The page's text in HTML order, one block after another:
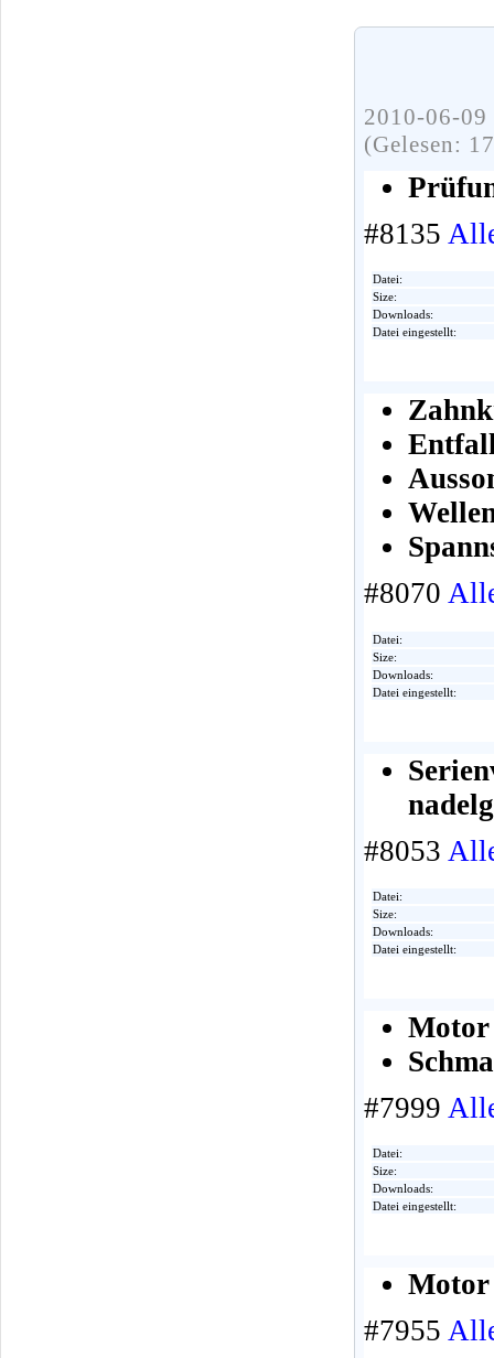
2010-06-
(Gelesen:
#8135
Datei:
Size:
Downloads:
Datei eingestellt:
#8070
Datei:
Size:
Downloads:
Datei eingestellt:
#8053
Datei:
Size:
Downloads:
Datei eingestellt:
Motor
#7999
Datei:
Size:
Downloads:
Datei eingestellt:
Motor
#7955